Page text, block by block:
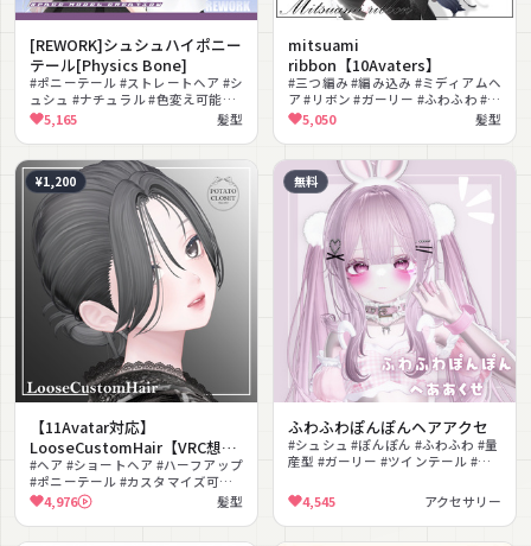
[REWORK]シュシュハイポニー
テール[Physics Bone]
#ポニーテール #ストレートヘア #シ
ュシュ #ナチュラル #色変え可能
#VRChat #改変
5,165 髪型
mitsuami
ribbon【10Avaters】
#三つ編み #編み込み #ミディアムヘ
ア #リボン #ガーリー #ふわふわ #色
変更可能
5,050 髪型
¥1,200
【11Avatar対応】
LooseCustomHair【VRC想
定】
#ヘア #ショートヘア #ハーフアップ
#ポニーテール #カスタマイズ可能 #
シェイプキー #色変更可能 #カジュ
アル #髪型
4,976 髪型
無料
ふわふわぽんぽんヘアアクセ
#シュシュ #ぽんぽん #ふわふわ #量
産型 #ガーリー #ツインテール #無
4,545 アクセサリー